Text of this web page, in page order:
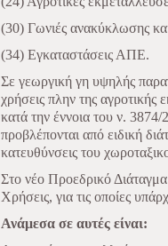
(30) Γωνιές ανακύκλωσης
(34) Εγκαταστάσεις ΑΠΕ.
Σε γεωργική γη υψηλής
χρήσεις πλην της αγροτικής
κατά την έννοια του ν.
προβλέπονται από ειδική
κατευθύνσεις του
Στο νέο Προεδρικό Διάταγμα
Χρήσεις, για τις οποίες
Ανάμεσα σε αυτές είναι: